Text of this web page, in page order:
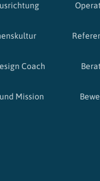
Coach
Mission